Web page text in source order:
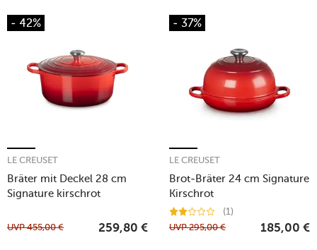
- 42%
Bräter mit Deckel 28 cm
Signature kirschrot
LE CREUSET
UVP455,00 € 259,80 €
- 37%
Brot-Bräter 24 cm Signature
Kirschrot
LE CREUSET
(1)
UVP295,00 € 185,00 €